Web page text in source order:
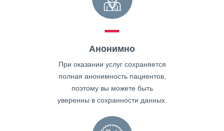
Анонимно
При оказании услуг сохраняется
полная анонимность пациентов,
поэтому вы можете быть
уверенны в сохранности данных.